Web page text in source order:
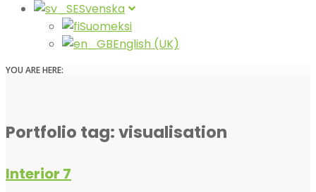
Svenska
Suomeksi
English (UK)
YOU ARE HERE:
Portfolio tag: visualisation
Interior 7